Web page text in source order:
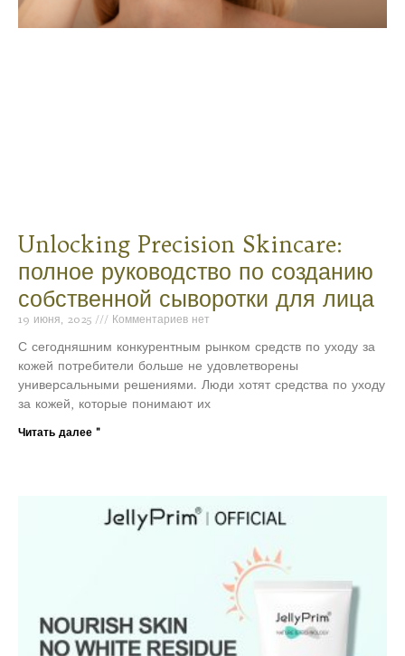
Unlocking Precision Skincare:
полное руководство по созданию
собственной сыворотки для лица
19 июня, 2025 Комментариев нет
С сегодняшним конкурентным рынком средств по уходу за
кожей потребители больше не удовлетворены
универсальными решениями. Люди хотят средства по уходу
за кожей, которые понимают их
Читать далее "